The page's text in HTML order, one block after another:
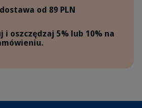
od 89 PLN
i oszczędzaj 5% lub 10% na